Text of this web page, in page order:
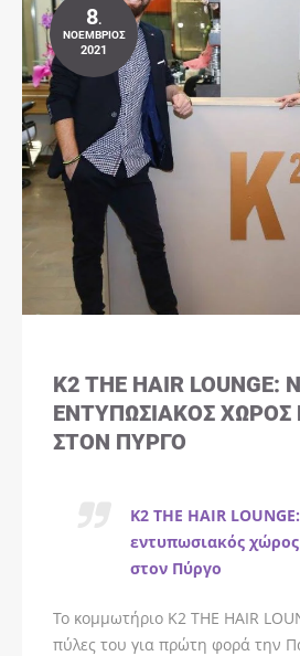
8.
ΝΟΈΜΒΡΙΟΣ
2021
K2 THE HAIR LOUNGE:
ΕΝΤΥΠΩΣΙΑΚΌΣ ΧΏΡΟΣ
ΣΤΟΝ ΠΎΡΓΟ
K2 THE HAIR
εντυπωσιακός
στον Πύργο
Το κομμωτήριο K2 THE HAIR
πύλες του για πρώτη φορά την